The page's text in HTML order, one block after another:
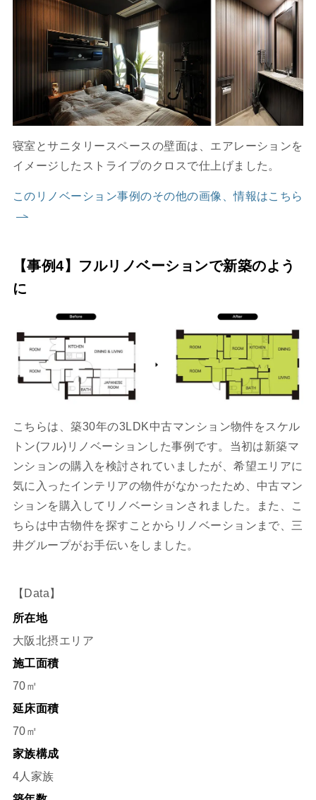
寝室とサニタリースペースの壁面は、エアレーションを
イメージしたストライプのクロスで仕上げました。
このリノベーション事例のその他の画像、情報はこちら
【事例4】フルリノベーションで新築のよう
に
こちらは、築30年の3LDK中古マンション物件をスケル
トン(フル)リノベーションした事例です。当初は新築マ
ンションの購入を検討されていましたが、希望エリアに
気に入ったインテリアの物件がなかったため、中古マン
ションを購入してリノベーションされました。また、こ
ちらは中古物件を探すことからリノベーションまで、三
井グループがお手伝いをしました。
【Data】
所在地
大阪北摂エリア
施工面積
70㎡
延床面積
70㎡
家族構成
4人家族